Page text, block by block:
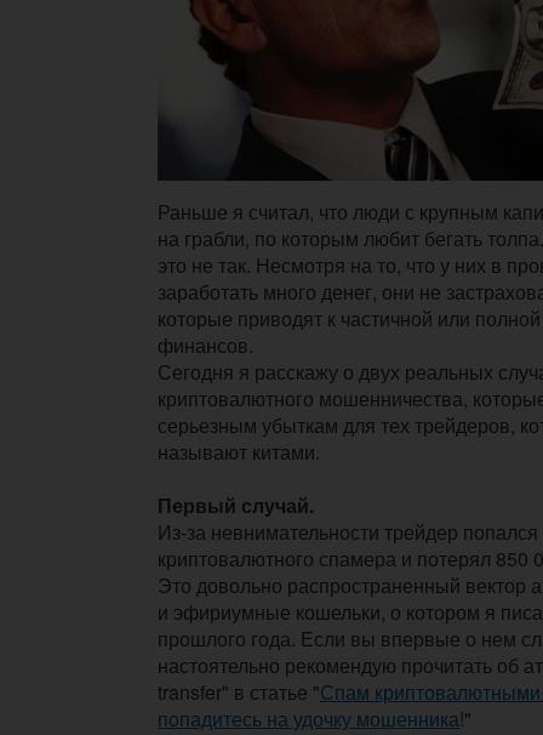
Раньше я считал, что люди с крупным
на грабли, по которым любит бегать
это не так. Несмотря на то, что у них в
заработать много денег, они не
которые приводят к частичной или
финансов.
Сегодня я расскажу о двух реальных
криптовалютного мошенничества,
серьезным убыткам для тех трейдеров,
называют китами.
Первый случай.
Из-за невнимательности трейдер попался
криптовалютного спамера и потерял 850
Это довольно распространенный вектор
и эфириумные кошельки, о котором я
прошлого года. Если вы впервые о нем
настоятельно рекомендую прочитать об
transfer" в статье "Спам криптовалютными
попадитесь на удочку мошенника!"